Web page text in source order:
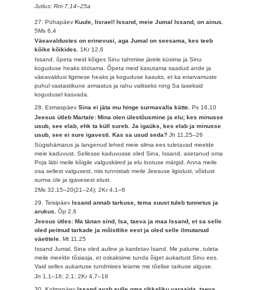
Jutlus: Rm 7,14–25a
27. PühapäevKuule, Iisrael! Issand, meie Jumal Issand, on ainus.
5Ms 6,4
Väeavaldustes on erinevusi, aga Jumal on seesama, kes teeb
kõike kõikides. 1Kr 12,6
Issand, õpeta meid kõiges Sinu tahtmise järele küsima ja Sinu
koguduse heaks töötama. Õpeta meid kasutama saadud ande ja
väeavaldusi ligimese heaks ja koguduse kasuks, et ka eriarvamuste
puhul vastastikune armastus ja rahu valitseks ning Sa laseksid
kogudusel kasvada.
28. EsmaspäevSina ei jäta mu hinge surmavalla kätte.Ps 16,10
Jeesus ütleb Martale: Mina olen ülestõusmine ja elu; kes minusse
usub, see elab, ehk ta küll sureb. Ja igaüks, kes elab ja minusse
usub, see ei sure igavesti. Kas sa usud seda?Jh 11,25–26
Sügishämarus ja langenud lehed meie silma ees tuletavad meelde
meie kaduvust. Sellesse kaduvusse oled Sina, Issand, asetanud oma
Poja läbi meile kõigile valguskiired ja elu lootuse märgid. Anna meile
osa sellest valgusest, mis tunnistab meile Jeesuse ligiolust, võidust
surma üle ja igavesest elust.
2Ms 32,15–20(21–24); 2Kr 4,1–6
29. TeisipäevIssand annab tarkuse, tema suust tuleb tunnetus ja
arukus.Õp 2,6
Jeesus ütles: Ma tänan sind, Isa, taeva ja maa Issand, et sa selle
oled peitnud tarkade ja mõistlike eest ja oled selle ilmutanud
väetitele.Mt 11,25
Issand Jumal, Sina oled auline ja kardetav Isand. Me palume, tuleta
meile meelde tõsiasja, et oskaksime tunda õiget aukartust Sinu ees.
Vaid selles aukartuse tundmises leiame me tõelise tarkuse alguse.
Jn 1,1–16; 2,1; 2Kr 4,7–18